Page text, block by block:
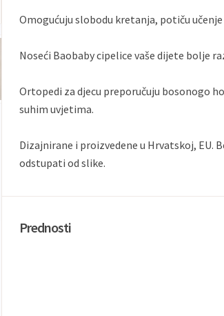
Omogućuju slobodu kretanja, potiču
Noseći Baobaby cipelice vaše dijete bolje
Ortopedi za djecu preporučuju bosonogo
suhim uvjetima.
Dizajnirane i proizvedene u Hrvatskoj, EU.
odstupati od slike.
Prednosti